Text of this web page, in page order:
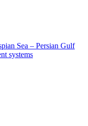
Sea – Persian Gulf
systems